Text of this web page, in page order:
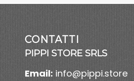
CONTATTI
PIPPI STORE SRLS
Email: info@pippi.store